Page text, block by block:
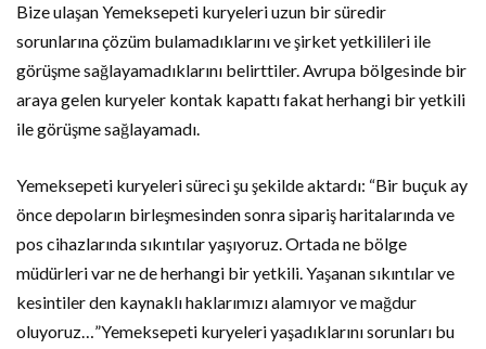
Bize ulaşan Yemeksepeti kuryeleri uzun bir süredir
sorunlarına çözüm bulamadıklarını ve şirket yetkilileri ile
görüşme sağlayamadıklarını belirttiler. Avrupa bölgesinde bir
araya gelen kuryeler kontak kapattı fakat herhangi bir yetkili
ile görüşme sağlayamadı.
Yemeksepeti kuryeleri süreci şu şekilde aktardı: “Bir buçuk ay
önce depoların birleşmesinden sonra sipariş haritalarında ve
pos cihazlarında sıkıntılar yaşıyoruz. Ortada ne bölge
müdürleri var ne de herhangi bir yetkili. Yaşanan sıkıntılar ve
kesintiler den kaynaklı haklarımızı alamıyor ve mağdur
oluyoruz…”Yemeksepeti kuryeleri yaşadıklarını sorunları bu